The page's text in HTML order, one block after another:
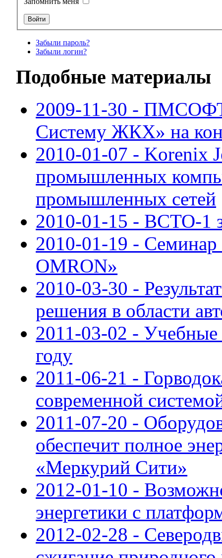
Забыли пароль?
Забыли логин?
Подобные материалы
2009-11-30 -
Систему ЖКХ» на
2010-01-07 - Korenix
промышленных
промышленных сетей
2010-01-15 - ВСТО-1
2010-01-19 - Семинар
OMRON»
2010-03-30 -
решения в области
2011-03-02 -
году
2011-06-21 -
современной
2011-07-20 -
обеспечит полное
«Меркурий Сити»
2012-01-10 -
энергетики с
2012-02-28 -